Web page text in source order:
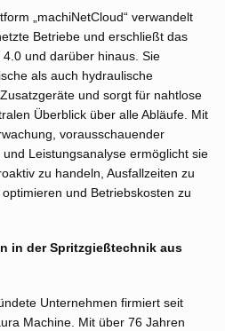
„machiNetCloud“ verwandelt
Betriebe und erschließt das
und darüber hinaus. Sie
als auch hydraulische
und sorgt für nahtlose
Überblick über alle Abläufe. Mit
vorausschauender
Leistungsanalyse ermöglicht sie
zu handeln, Ausfallzeiten zu
und Betriebskosten zu
in der Spritzgießtechnik aus
Unternehmen firmiert seit
Machine. Mit über 76 Jahren